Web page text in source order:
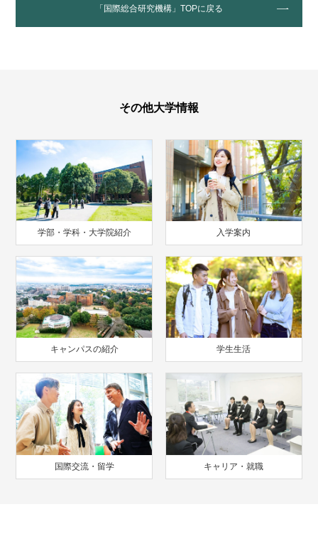
「国際総合研究機構」TOPに戻る
その他大学情報
学部・学科・大学院紹介 入学案内
キャンパスの紹介 学生生活
国際交流・留学 キャリア・就職